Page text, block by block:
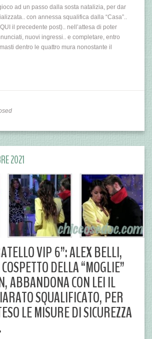
ad un passo dalla sosta natalizia, per dar
con annessa squalifica dalla “Casa”..
il precedente post).. nell’attesa di poter
nuovi ingressi.. e completare, entro
dentro le quattro mura nonostante il
VIP 6”: ALEX BELLI,
DELLA “MOGLIE”
ABBANDONA CON LEI IL
SQUALIFICATO, PER
LE MISURE DI SICUREZZA
2021